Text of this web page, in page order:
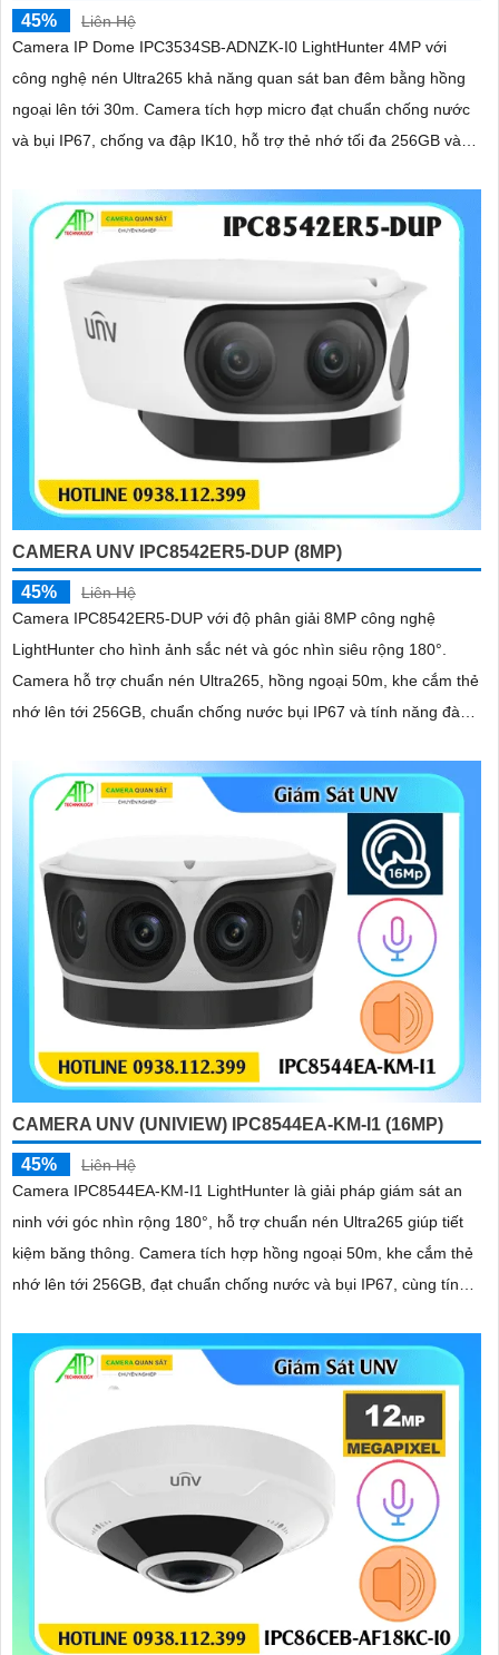
45%
Liên Hệ
Camera IP Dome IPC3534SB-ADNZK-I0 LightHunter 4MP với
công nghệ nén Ultra265 khả năng quan sát ban đêm bằng hồng
ngoại lên tới 30m. Camera tích hợp micro đạt chuẩn chống nước
và bụi IP67, chống va đập IK10, hỗ trợ thẻ nhớ tối đa 256GB và
CAMERA UNV IPC8542ER5-DUP (8MP)
45%
Liên Hệ
Camera IPC8542ER5-DUP với độ phân giải 8MP công nghệ
LightHunter cho hình ảnh sắc nét và góc nhìn siêu rộng 180°.
Camera hỗ trợ chuẩn nén Ultra265, hồng ngoại 50m, khe cắm thẻ
nhớ lên tới 256GB, chuẩn chống nước bụi IP67 và tính năng đàm
nhà và ngoài trời
CAMERA UNV (UNIVIEW) IPC8544EA-KM-I1 (16MP)
45%
Liên Hệ
Camera IPC8544EA-KM-I1 LightHunter là giải pháp giám sát an
ninh với góc nhìn rộng 180°, hỗ trợ chuẩn nén Ultra265 giúp tiết
kiệm băng thông. Camera tích hợp hồng ngoại 50m, khe cắm thẻ
nhớ lên tới 256GB, đạt chuẩn chống nước và bụi IP67, cùng tính
dàng lắp đặt và sử dụng hiệu quả